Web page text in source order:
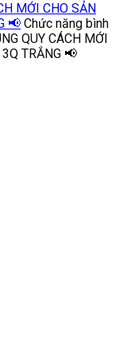
MỚI CHO SẢN
📢 Chức năng bình
QUY CÁCH MỚI
TRẮNG 📢